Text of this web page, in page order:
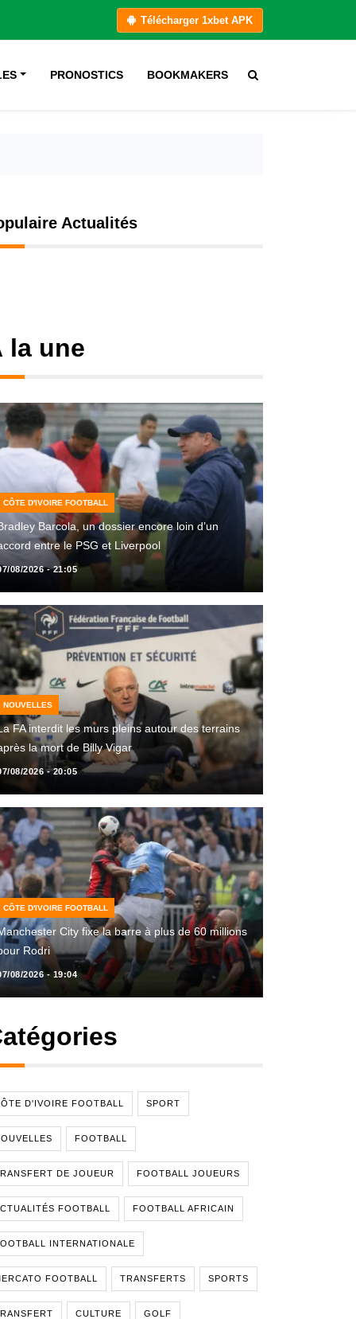
Télécharger 1xbet APK
PRONOSTICS BOOKMAKERS
Actualités
la une
CÔTE D'IVOIRE FOOTBALL
Barcola, un dossier encore loin d’un
entre le PSG et Liverpool
08/2026 - 21:05
NOUVELLES
FA interdit les murs pleins autour des terrains
la mort de Billy Vigar
08/2026 - 20:05
CÔTE D'IVOIRE FOOTBALL
City fixe la barre à plus de 60 millions
Rodri
08/2026 - 19:04
D'IVOIRE FOOTBALL SPORT
FOOTBALL
DE JOUEUR FOOTBALL JOUEURS
FOOTBALL FOOTBALL AFRICAIN
INTERNATIONALE
FOOTBALL TRANSFERTS SPORTS
CULTURE GOLF